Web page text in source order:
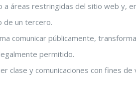
áreas restringidas del sitio web y,
de un tercero.
comunicar públicamente,
permitido.
clase y comunicaciones con fines